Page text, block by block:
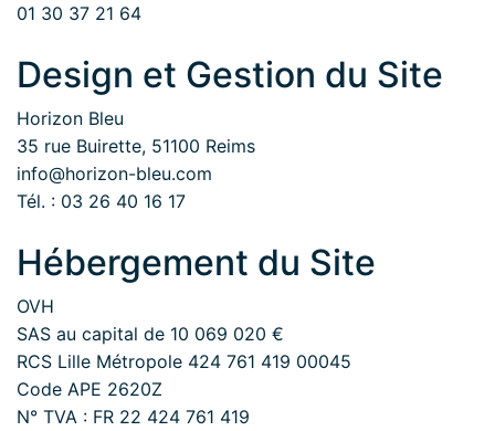
01 30 37 21 64
Design et Gestion du Site
Horizon Bleu
35 rue Buirette, 51100 Reims
info@horizon-bleu.com
Tél. : 03 26 40 16 17
Hébergement du Site
OVH
SAS au capital de 10 069 020 €
RCS Lille Métropole 424 761 419 00045
Code APE 2620Z
N° TVA : FR 22 424 761 419